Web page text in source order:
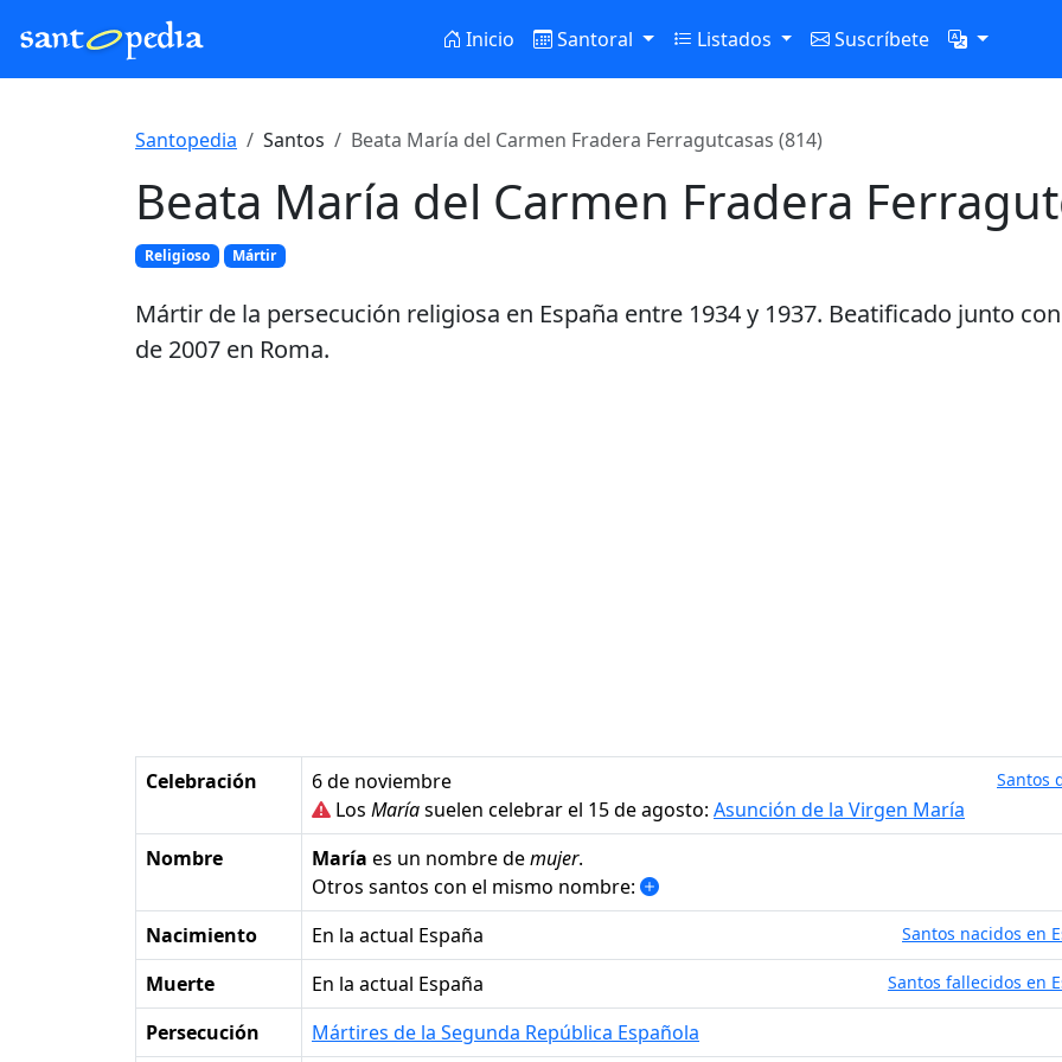
Inicio Santoral Listados Suscríbete
Santopedia Santos Beata María del Carmen Fradera Ferragutcasas (814)
Beata María del Carmen Fradera
Religioso Mártir
Mártir de la persecución religiosa en España entre 1934 y 1937. Beatificado junto
de 2007 en Roma.
Celebración 6 de noviembre Santos
Los Maríasuelen celebrar el 15 de agosto: Asunción de la Virgen María
Nombre
María es un nombre demujer.
Otros santos con el mismo nombre:
Nacimiento
en la actual España Santos nacidos en
Muerte en la actual España Santos fallecidos en
Persecución Mártires de la Segunda República Española